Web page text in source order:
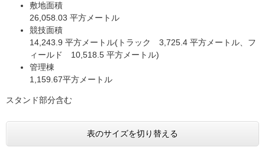
敷地面積
26,058.03 平方メートル
競技面積
14,243.9 平方メートル(トラック 3,725.4 平方メートル、フ
ィールド 10,518.5 平方メートル)
管理棟
1,159.67平方メートル
スタンド部分含む
表のサイズを切り替える